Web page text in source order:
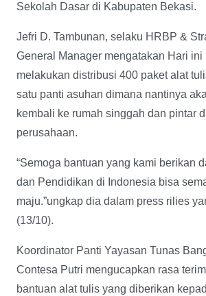
Sekolah Dasar di Kabupaten Bekasi.
Jefri D. Tambunan, selaku HRBP &
General Manager mengatakan Hari ini
melakukan distribusi 400 paket alat
satu panti asuhan dimana nantinya
kembali ke rumah singgah dan pintar
perusahaan.
“Semoga bantuan yang kami berikan
dan Pendidikan di Indonesia bisa
maju.”ungkap dia dalam press rilies
(13/10).
Koordinator Panti Yayasan Tunas
Contesa Putri mengucapkan rasa
bantuan alat tulis yang diberikan